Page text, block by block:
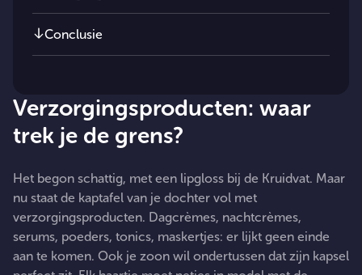
Conclusie
Verzorgingsproducten: waar
trek je de grens?
Het begon schattig, met een lipgloss bij de Kruidvat. Maar
nu staat de kaptafel van je dochter vol met
verzorgingsproducten. Dagcrèmes, nachtcrèmes,
serums, poeders, tonics, maskertjes: er lijkt geen einde
aan te komen. Ook je zoon wil ondertussen dat zijn kapsel